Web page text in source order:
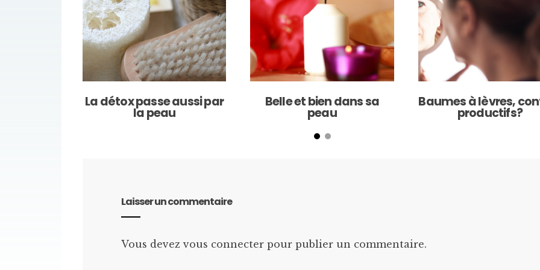
La détox passe aussi par
la peau
Belle et bien dans sa
peau
Baumes à lèvres,
productifs?
Laisser un commentaire
Vous devezvous connecter pour publier un commentaire.